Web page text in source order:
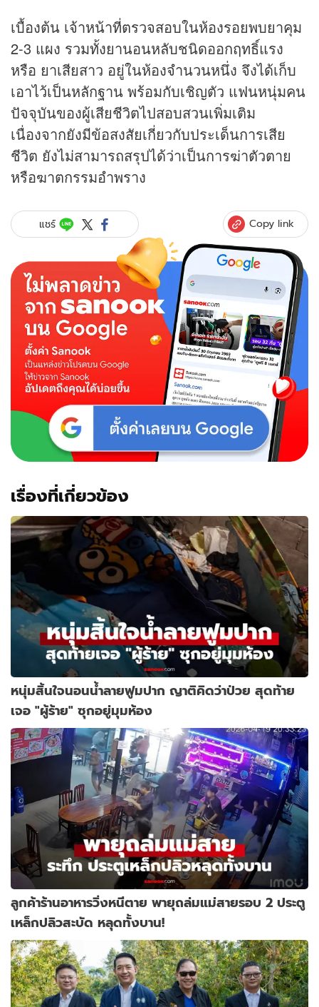
เบื้องต้น เจ้าหน้าที่ตรวจสอบในห้องรอยพบยาคุม
2-3 แผง รวมทั้งยานอนหลับชนิดออกฤทธิ์แรง
หรือ ยาเสียสาว อยู่ในห้องจำนวนหนึ่ง จึงได้เก็บ
เอาไว้เป็นหลักฐาน พร้อมกับเชิญตัว แฟนหนุ่มคน
ปัจจุบันของผู้เสียชีวิตไปสอบสวนเพิ่มเติม
เนื่องจากยังมีข้อสงสัยเกี่ยวกับประเด็นการเสีย
ชีวิต ยังไม่สามารถสรุปได้ว่าเป็นการฆ่าตัวตาย
หรือฆาตกรรมอำพราง
แชร์ Copy link
เรื่องที่เกี่ยวข้อง
หนุ่มสิ้นใจนอนน้ำลายฟูมปาก ญาติคิดว่าป่วย สุดท้าย
เจอ "ผู้ร้าย" ซุกอยู่มุมห้อง
ลูกค้าร้านอาหารวิ่งหนีตาย พายุถล่มแม่สายรอบ 2 ประตู
เหล็กปลิวสะบัด หลุดทั้งบาน!